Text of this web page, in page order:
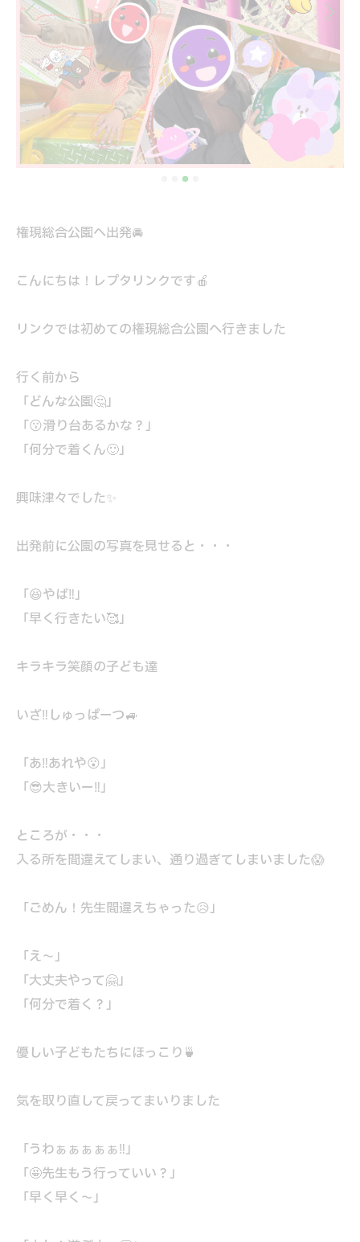
権現総合公園へ出発🚘
こんにちは！レプタリンクです🍎
リンクでは初めての権現総合公園へ行きました
行く前から
「どんな公園🤔」
「😗滑り台あるかな？」
「何分で着くん🙂」
興味津々でした✨
出発前に公園の写真を見せると・・・
「😆やば‼」
「早く行きたい🥰」
キラキラ笑顔の子ども達
いざ‼しゅっぱーつ🚙
「あ‼あれや😮」
「😎大きいー‼」
ところが・・・
入る所を間違えてしまい、通り過ぎてしまいました😱
「ごめん！先生間違えちゃった😥」
「え～」
「大丈夫やって🤗」
「何分で着く？」
優しい子どもたちにほっこり🍵
気を取り直して戻ってまいりました
「うわぁぁぁぁぁ‼」
「🤩先生もう行っていい？」
「早く早く～」